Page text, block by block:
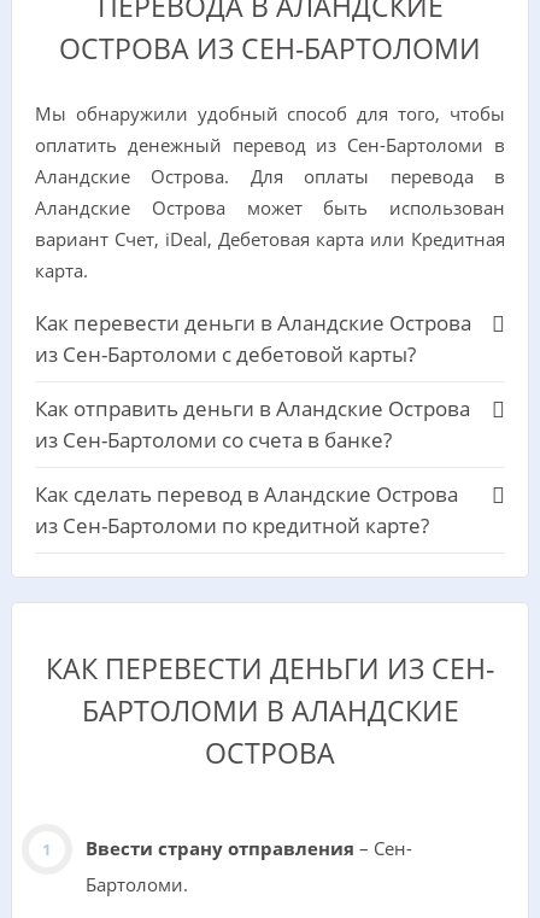
ОСТРОВА ИЗ СЕН-БАРТОЛОМИ
Мы обнаружили удобный способ для того, чтобы
оплатить денежный перевод из Сен-Бартоломи в
Аландские Острова. Для оплаты перевода в
Аландские Острова может быть использован
вариант Счет, iDeal, Дебетовая карта или Кредитная
карта.
Как перевести деньги в Аландские Острова
из Сен-Бартоломи с дебетовой карты?
Как отправить деньги в Аландские Острова
из Сен-Бартоломи со счета в банке?
Как сделать перевод в Аландские Острова
из Сен-Бартоломи по кредитной карте?
КАК ПЕРЕВЕСТИ ДЕНЬГИ ИЗ СЕН-
БАРТОЛОМИ В АЛАНДСКИЕ
ОСТРОВА
Ввести страну отправления – Сен-
Бартоломи.